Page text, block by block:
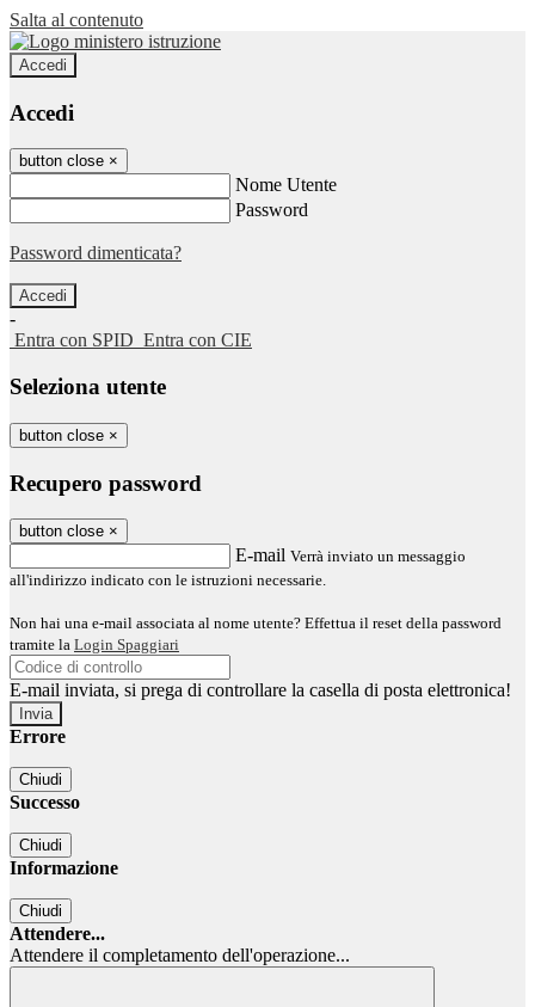
Salta al contenuto
Accedi
Accedi
button close ×
Nome Utente
Password
Password dimenticata?
-
Entra con SPID Entra con CIE
Seleziona utente
button close ×
Recupero password
button close ×
E-mail Verrà inviato un messaggio
all'indirizzo indicato con le istruzioni necessarie.
Non hai una e-mail associata al nome utente? Effettua il reset della password
tramite la Login Spaggiari
E-mail inviata, si prega di controllare la casella di posta elettronica!
Errore
Chiudi
Successo
Chiudi
Informazione
Chiudi
Attendere...
Attendere il completamento dell'operazione...